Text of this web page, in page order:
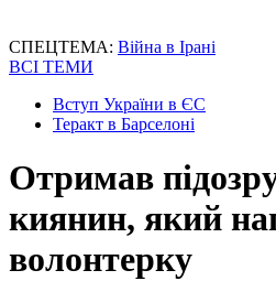
СПЕЦТЕМА: Війна в Ірані
ВСІ ТЕМИ
Вступ України в ЄС
Теракт в Барселоні
Отримав
киянин, який
волонтерку